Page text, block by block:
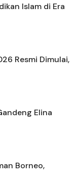
Islam di Era
Resmi Dimulai,
Elina
Borneo,